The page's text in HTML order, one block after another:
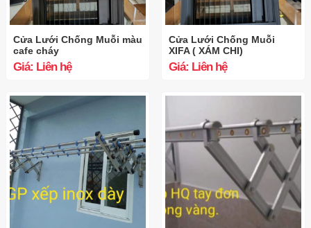
Cửa Lưới Chống Muỗi màu
cafe cháy
Giá: Liên hệ
Cửa Lưới Chống Muỗi
XIFA ( XÁM CHI)
Giá: Liên hệ